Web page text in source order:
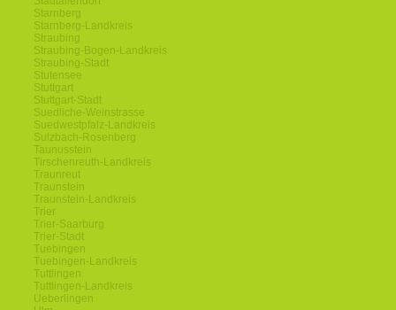
Starnberg
Starnberg-Landkreis
Straubing
Straubing-Bogen-Landkreis
Straubing-Stadt
Stutensee
Stuttgart
Stuttgart-Stadt
Suedliche-Weinstrasse
Suedwestpfalz-Landkreis
Sulzbach-Rosenberg
Taunusstein
Tirschenreuth-Landkreis
Traunreut
Traunstein
Traunstein-Landkreis
Trier
Trier-Saarburg
Trier-Stadt
Tuebingen
Tuebingen-Landkreis
Tuttlingen
Tuttlingen-Landkreis
Ueberlingen